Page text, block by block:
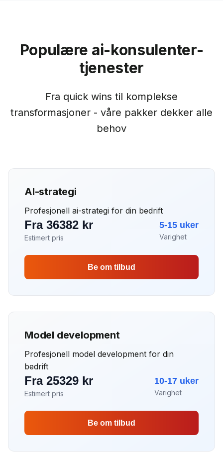
Populære ai-konsulenter-
tjenester
Fra quick wins til komplekse
transformasjoner - våre pakker dekker alle
behov
AI-strategi
Profesjonell ai-strategi for din bedrift
Fra 36382 kr
Estimert pris
5-15 uker
Varighet
Be om tilbud
Model development
Profesjonell model development for din
bedrift
Fra 25329 kr
Estimert pris
10-17 uker
Varighet
Be om tilbud